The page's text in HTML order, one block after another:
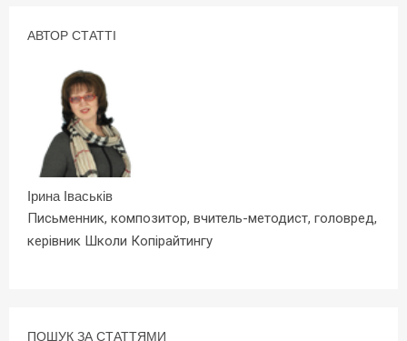
АВТОР СТАТТІ
Ірина Іваськів
Письменник, композитор, вчитель-методист, головред,
керівник Школи Копірайтингу
ПОШУК ЗА СТАТТЯМИ